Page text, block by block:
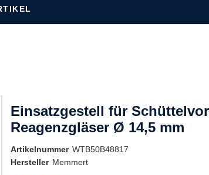
Einsatzgestell für
Reagenzgläser Ø 14,5 mm
Artikelnummer WTB50B48817
Hersteller Memmert